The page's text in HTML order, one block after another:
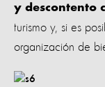
y descontento
turismo y, si es
organización de